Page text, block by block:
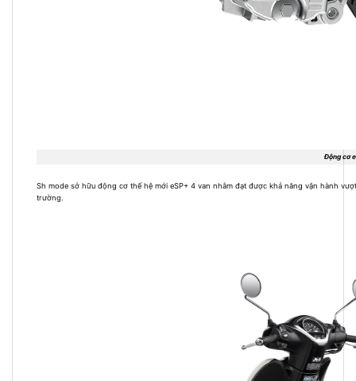
Động cơ
Sh mode sở hữu động cơ thế hệ mới eSP+ 4 van nhằm đạt được khả năng vận hành
trường.